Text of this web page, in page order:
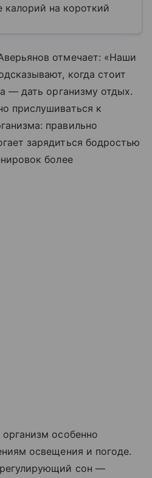
калорий на короткий
отмечает: «Наши
когда стоит
— дать организму отдых.
прислушиваться к
правильно
зарядиться бодростью
более
особенно
освещения и погоде.
сон —